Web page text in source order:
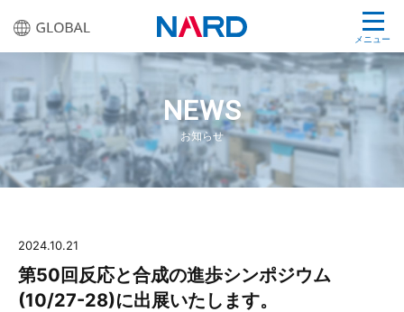
メニュー
NEWS
お知らせ
2024.10.21
第50回反応と合成の進歩シンポジウム
(10/27-28)に出展いたします。